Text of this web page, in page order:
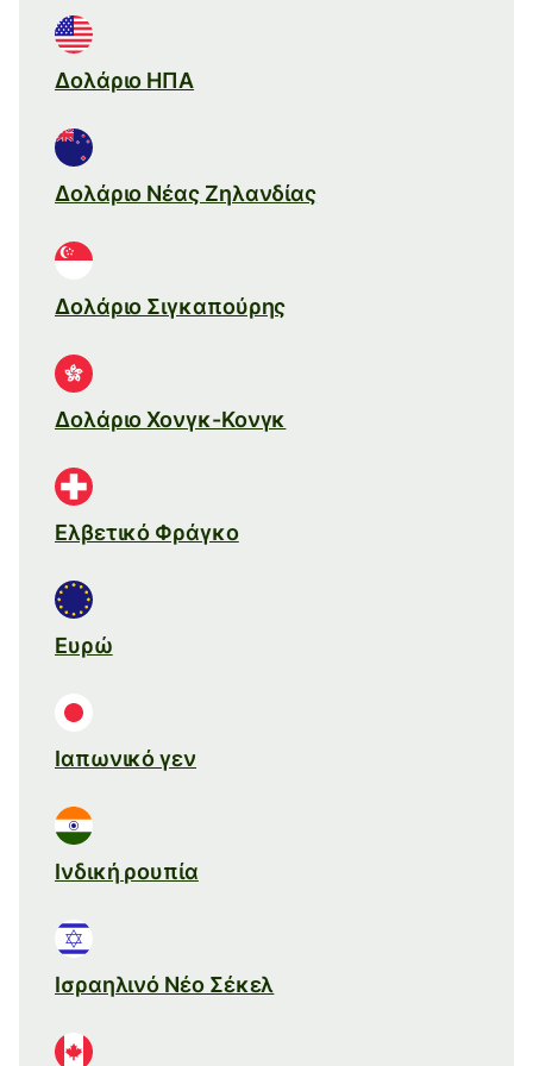
Δολάριο ΗΠΑ
Δολάριο Νέας Ζηλανδίας
Δολάριο Σιγκαπούρης
Δολάριο Χονγκ-Κονγκ
Ελβετικό Φράγκο
Ευρώ
Ιαπωνικό γεν
Ινδική ρουπία
Ισραηλινό Νέο Σέκελ